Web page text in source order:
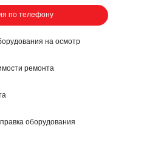
по телефону
на осмотр
ремонта
оборудования